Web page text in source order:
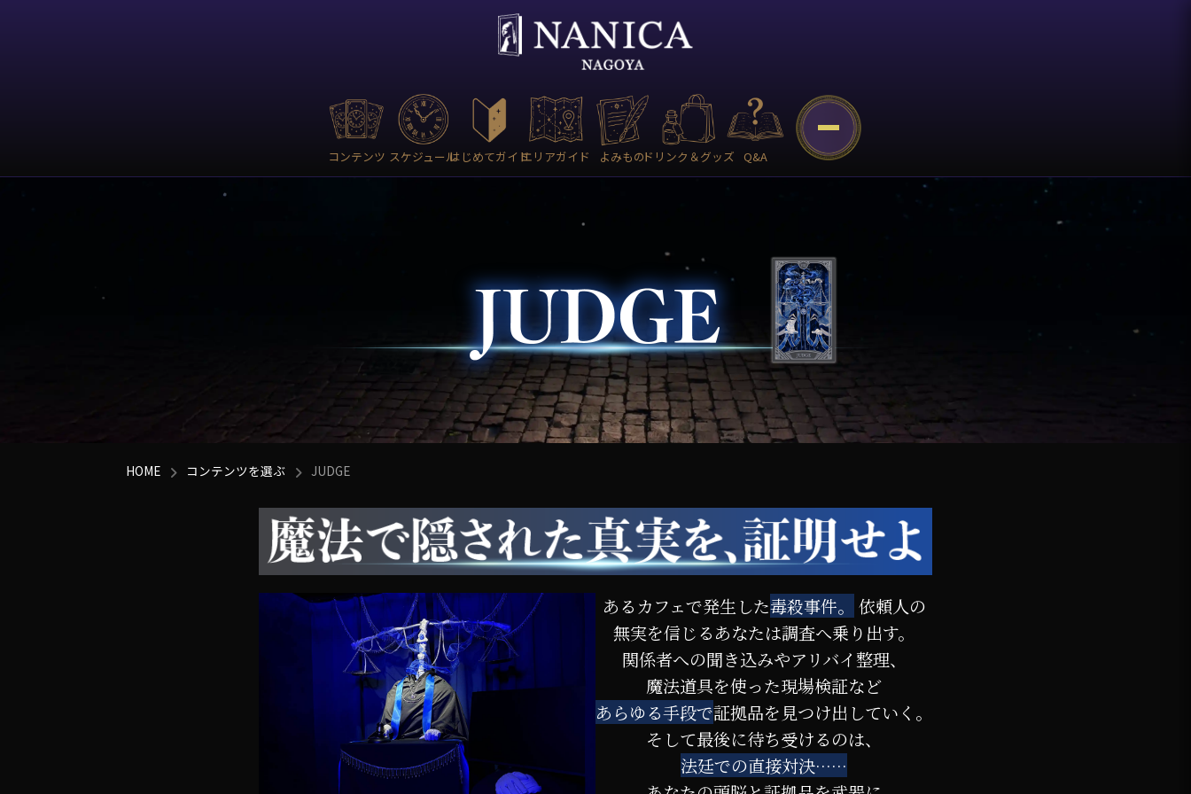
コンテンツ スケジュールはじめてガイドエリアガイド よみものドリンク＆グッズ Q&A
HOME コンテンツを選ぶ JUDGE
あるカフェで発生した毒殺事件。
依頼人の
無実を信じるあなたは調査へ乗り出す。
関係者への聞き込みやアリバイ整理、
魔法道具を使った現場検証など
あらゆる手段で証拠品を見つけ出していく。
そして最後に待ち受けるのは、
法廷での直接対決……